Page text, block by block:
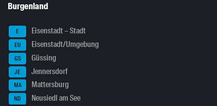
Burgenland
E Eisenstadt – Stadt
EU Eisenstadt/Umgebung
GS Güssing
JE Jennersdorf
MA Mattersburg
ND Neusiedl am See